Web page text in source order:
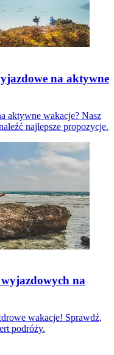
na aktywne
aktywne wakacje? Nasz
najlepsze propozycje.
na
wakacje! Sprawdź,
podróży.